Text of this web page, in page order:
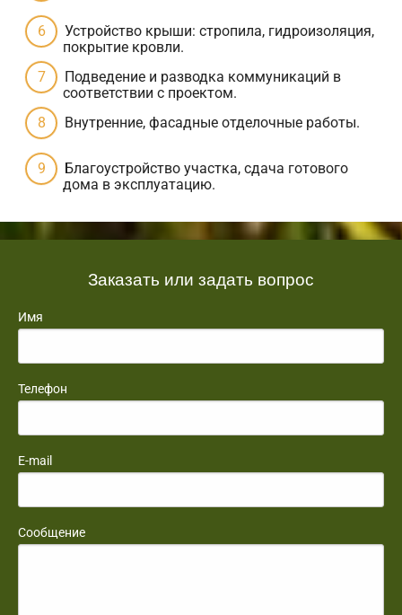
Устройство крыши: стропила, гидроизоляция,
покрытие кровли.
Подведение и разводка коммуникаций в
соответствии с проектом.
Внутренние, фасадные отделочные работы.
Благоустройство участка, сдача готового
дома в эксплуатацию.
Заказать или задать вопрос
Имя
Телефон
E-mail
Сообщение